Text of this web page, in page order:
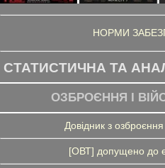
НОРМИ
СТАТИСТИЧНА ТА
ОЗБРОЄННЯ І
Довідник з озброєння
[ОВТ] допущено до